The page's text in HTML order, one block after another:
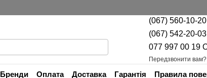
(067) 560-10-
(067) 542-20-
077 997 00 19
Передзвонити вам?
Бренди Оплата Доставка Гарантія Правила